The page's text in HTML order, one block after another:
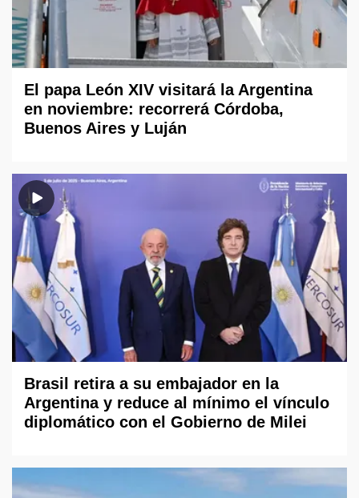
El papa León XIV visitará la Argentina
en noviembre: recorrerá Córdoba,
Buenos Aires y Luján
Brasil retira a su embajador en la
Argentina y reduce al mínimo el vínculo
diplomático con el Gobierno de Milei